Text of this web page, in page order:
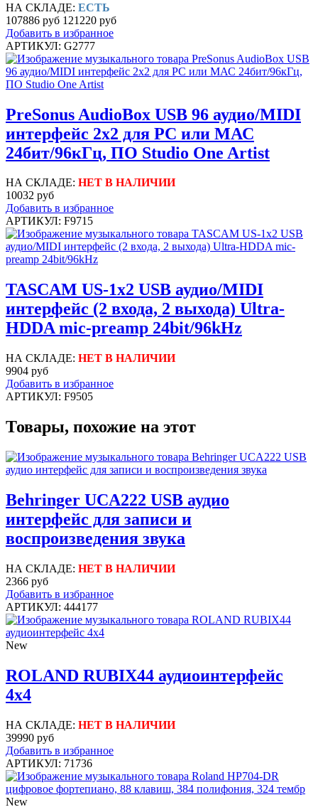
НА СКЛАДЕ: ЕСТЬ
107886 руб 121220 руб
Добавить в избранное
АРТИКУЛ: G2777
PreSonus AudioBox USB 96 аудио/MIDI
интерфейс 2х2 для РС или МАС
24бит/96кГц, ПО Studio One Artist
НА СКЛАДЕ: НЕТ В НАЛИЧИИ
10032 руб
Добавить в избранное
АРТИКУЛ: F9715
TASCAM US-1x2 USB аудио/MIDI
интерфейс (2 входа, 2 выхода) Ultra-
HDDA mic-preamp 24bit/96kHz
НА СКЛАДЕ: НЕТ В НАЛИЧИИ
9904 руб
Добавить в избранное
АРТИКУЛ: F9505
Товары, похожие на этот
Behringer UCA222 USB аудио
интерфейс для записи и
воспроизведения звука
НА СКЛАДЕ: НЕТ В НАЛИЧИИ
2366 руб
Добавить в избранное
АРТИКУЛ: 444177
New
ROLAND RUBIX44 аудиоинтерфейс
4х4
НА СКЛАДЕ: НЕТ В НАЛИЧИИ
39990 руб
Добавить в избранное
АРТИКУЛ: 71736
New